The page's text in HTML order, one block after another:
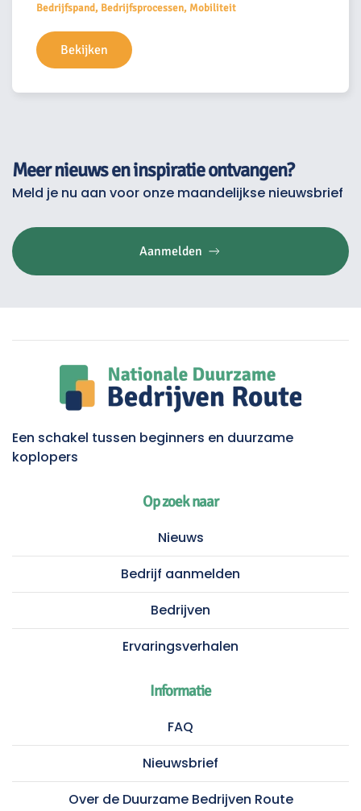
Bedrijfspand, Bedrijfsprocessen, Mobiliteit
Bekijken
Meer nieuws en inspiratie ontvangen?
Meld je nu aan voor onze maandelijkse nieuwsbrief
Aanmelden
Een schakel tussen beginners en duurzame
koplopers
Op zoek naar
Nieuws
Bedrijf aanmelden
Bedrijven
Ervaringsverhalen
Informatie
FAQ
Nieuwsbrief
Over de Duurzame Bedrijven Route